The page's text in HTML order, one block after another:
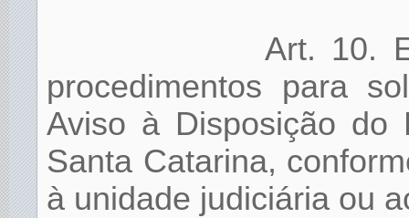
Art. 10.
procedimentos para
Aviso à Disposição do
Santa Catarina,
à unidade judiciária ou